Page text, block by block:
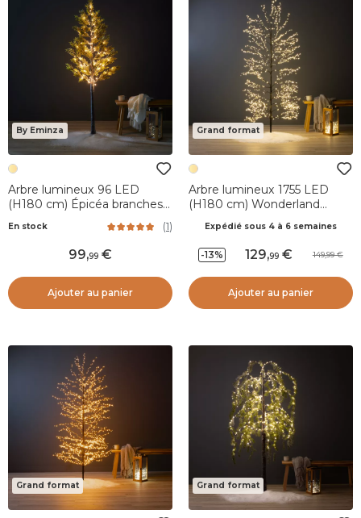
By Eminza
Arbre lumineux 96 LED
(H180 cm) Épicéa branches
En stock (1)
99,99
Ajouter au panier
Grand format
Arbre lumineux 1755 LED
(H180 cm) Wonderland
Expédié sous 4 à 6 semaines
-13% 129,99 149,99
Ajouter au panier
Grand format Grand format